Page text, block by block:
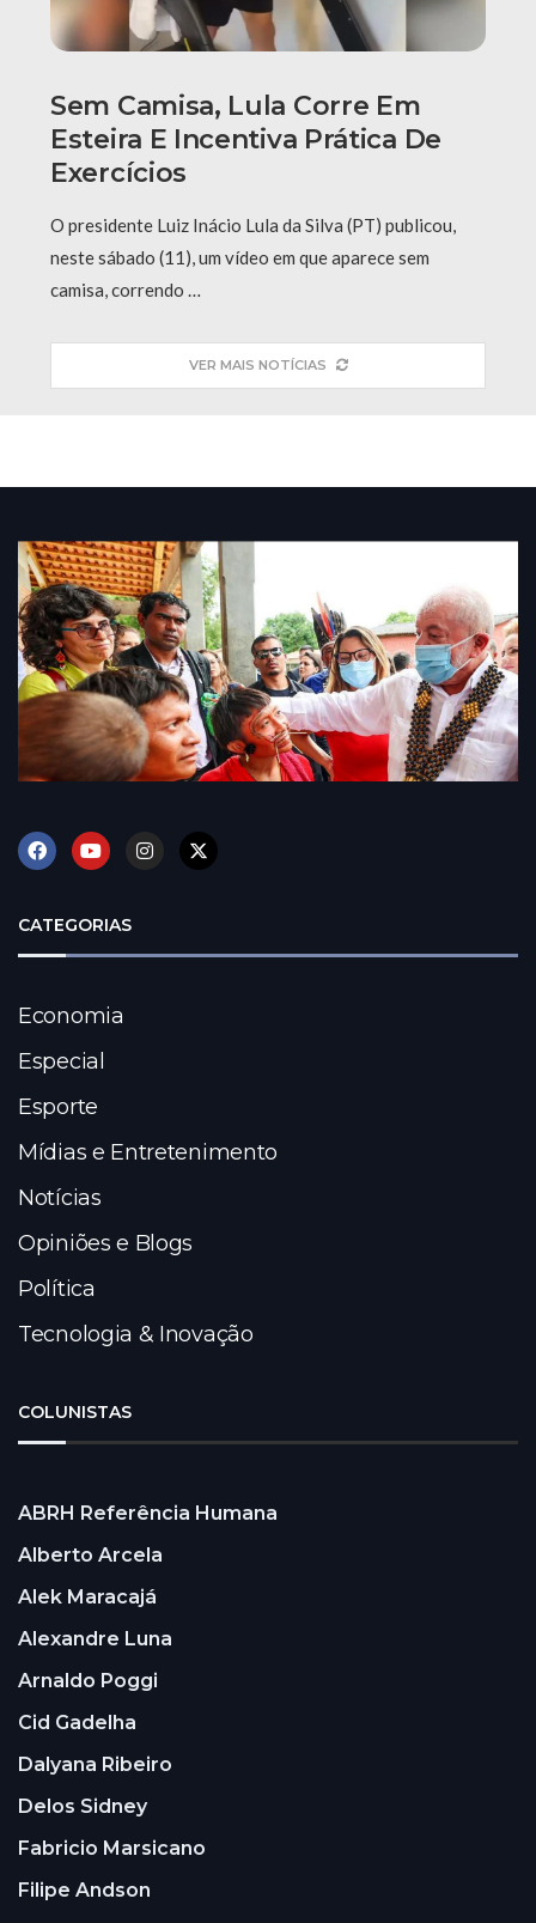
Sem Camisa, Lula Corre Em
Esteira E Incentiva Prática De
Exercícios
O presidente Luiz Inácio Lula da Silva (PT) publicou,
neste sábado (11), um vídeo em que aparece sem
camisa, correndo …
VER MAIS NOTÍCIAS
CATEGORIAS
Economia
Especial
Esporte
Mídias e Entretenimento
Notícias
Opiniões e Blogs
Política
Tecnologia & Inovação
COLUNISTAS
ABRH Referência Humana
Alberto Arcela
Alek Maracajá
Alexandre Luna
Arnaldo Poggi
Cid Gadelha
Dalyana Ribeiro
Delos Sidney
Fabricio Marsicano
Filipe Andson